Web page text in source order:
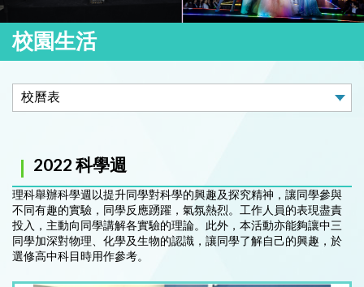
校園生活
2022 科學週
理科舉辦科學週以提升同學對科學的興趣及探究精神，讓同學參與
不同有趣的實驗，同學反應踴躍，氣氛熱烈。工作人員的表現盡責
投入，主動向同學講解各實驗的理論。此外，本活動亦能夠讓中三
同學加深對物理、化學及生物的認識，讓同學了解自己的興趣，於
選修高中科目時用作參考。